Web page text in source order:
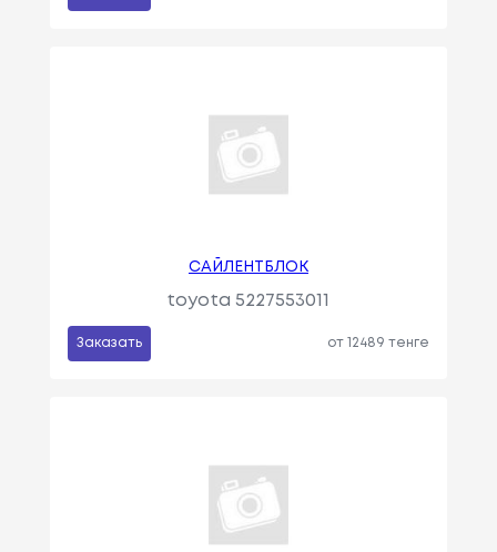
САЙЛЕНТБЛОК
toyota 5227553011
Заказать от 12489 тенге